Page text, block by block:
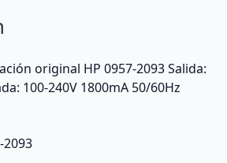
original HP 0957-2093 Salida:
100-240V 1800mA 50/60Hz
2093